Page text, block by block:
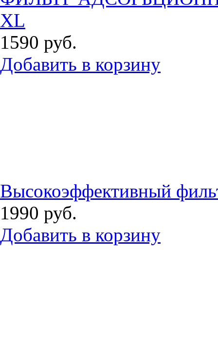
XL
1590 руб.
Добавить в корзину
Высокоэффективный
1990 руб.
Добавить в корзину